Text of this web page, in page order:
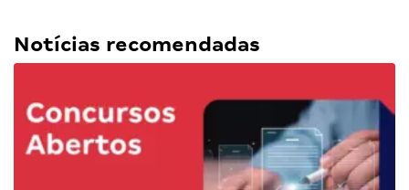
Notícias recomendadas